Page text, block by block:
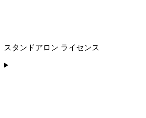
スタンドアロン ライセンス